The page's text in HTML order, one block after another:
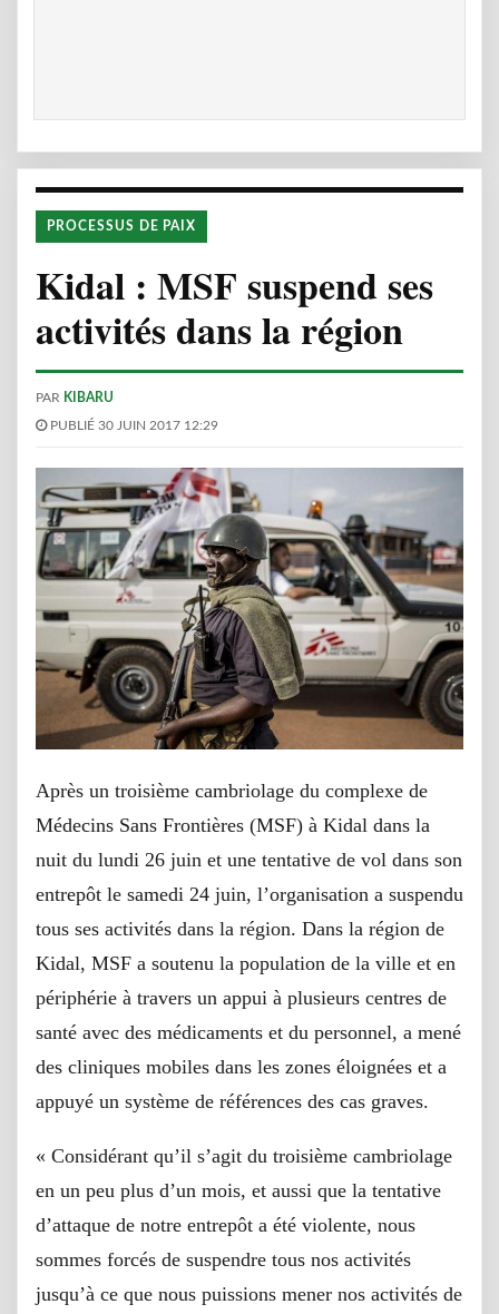
PROCESSUS DE PAIX
Kidal : MSF suspend ses
activités dans la région
PAR KIBARU
PUBLIÉ 30 JUIN 2017 12:29
Après un troisième cambriolage du complexe de
Médecins Sans Frontières (MSF) à Kidal dans la
nuit du lundi 26 juin et une tentative de vol dans son
entrepôt le samedi 24 juin, l’organisation a suspendu
tous ses activités dans la région. Dans la région de
Kidal, MSF a soutenu la population de la ville et en
périphérie à travers un appui à plusieurs centres de
santé avec des médicaments et du personnel, a mené
des cliniques mobiles dans les zones éloignées et a
appuyé un système de références des cas graves.
« Considérant qu’il s’agit du troisième cambriolage
en un peu plus d’un mois, et aussi que la tentative
d’attaque de notre entrepôt a été violente, nous
sommes forcés de suspendre tous nos activités
jusqu’à ce que nous puissions mener nos activités de